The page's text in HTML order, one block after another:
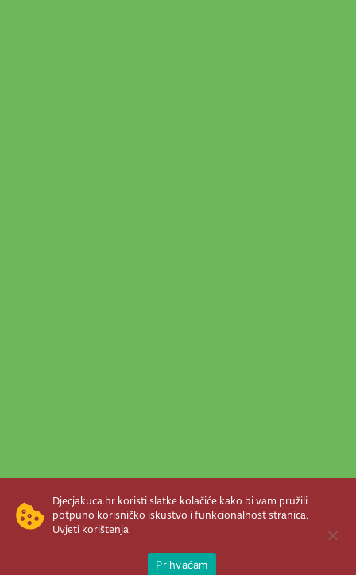
Djecjakuca.hr koristi slatke kolačiće kako bi vam pružili
potpuno korisničko iskustvo i funkcionalnost stranica.
Uvjeti korištenja
Prihvaćam